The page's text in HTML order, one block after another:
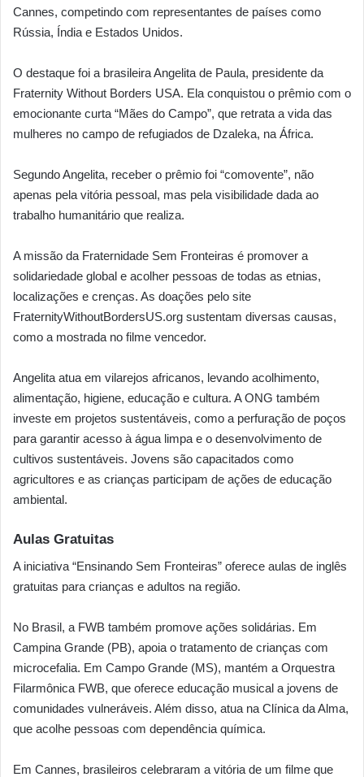
Cannes, competindo com representantes de países como
Rússia, Índia e Estados Unidos.
O destaque foi a brasileira Angelita de Paula, presidente da
Fraternity Without Borders USA. Ela conquistou o prêmio com o
emocionante curta “Mães do Campo”, que retrata a vida das
mulheres no campo de refugiados de Dzaleka, na África.
Segundo Angelita, receber o prêmio foi “comovente”, não
apenas pela vitória pessoal, mas pela visibilidade dada ao
trabalho humanitário que realiza.
A missão da Fraternidade Sem Fronteiras é promover a
solidariedade global e acolher pessoas de todas as etnias,
localizações e crenças. As doações pelo site
FraternityWithoutBordersUS.org sustentam diversas causas,
como a mostrada no filme vencedor.
Angelita atua em vilarejos africanos, levando acolhimento,
alimentação, higiene, educação e cultura. A ONG também
investe em projetos sustentáveis, como a perfuração de poços
para garantir acesso à água limpa e o desenvolvimento de
cultivos sustentáveis. Jovens são capacitados como
agricultores e as crianças participam de ações de educação
ambiental.
Aulas Gratuitas
A iniciativa “Ensinando Sem Fronteiras” oferece aulas de inglês
gratuitas para crianças e adultos na região.
No Brasil, a FWB também promove ações solidárias. Em
Campina Grande (PB), apoia o tratamento de crianças com
microcefalia. Em Campo Grande (MS), mantém a Orquestra
Filarmônica FWB, que oferece educação musical a jovens de
comunidades vulneráveis. Além disso, atua na Clínica da Alma,
que acolhe pessoas com dependência química.
Em Cannes, brasileiros celebraram a vitória de um filme que